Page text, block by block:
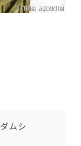
ムシ